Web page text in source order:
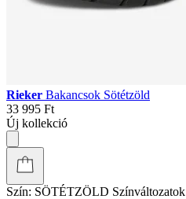
Rieker Bakancsok Sötétzöld
33 995 Ft
Új kollekció
Szín: SÖTÉTZÖLD Színváltozatok